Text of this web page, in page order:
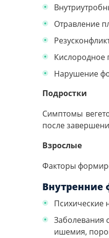
Отравление
Кислородное
Нарушение
Подростки
Симптомы
после
Взрослые
Факторы
Внутренние
Психические
Заболевания
ишемия,